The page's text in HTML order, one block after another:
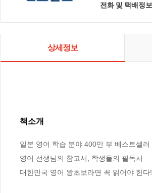
전화 및 택배정보
상세정보
책소개
일본 영어 학습 분야 400만 부 베스트셀러
영어 선생님의 참고서, 학생들의 필독서
대한민국 영어 왕초보라면 꼭 읽어야 한다!